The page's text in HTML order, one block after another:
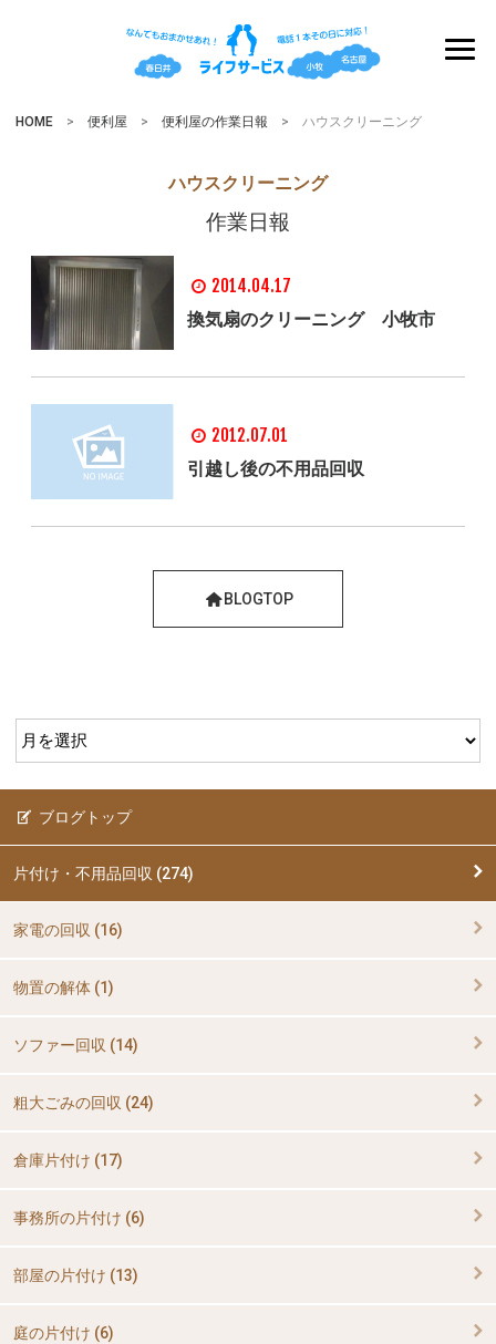
HOME > 便利屋 > 便利屋の作業日報 > ハウスクリーニング
ハウスクリーニング
作業日報
2014.04.17
換気扇のクリーニング 小牧市
2012.07.01
引越し後の不用品回収
BLOGTOP
ブログトップ
片付け・不用品回収 (274)
家電の回収 (16)
物置の解体 (1)
ソファー回収 (14)
粗大ごみの回収 (24)
倉庫片付け (17)
事務所の片付け (6)
部屋の片付け (13)
庭の片付け (6)